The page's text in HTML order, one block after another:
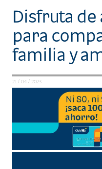
Disfruta de
para
familia y
21 / 04 / 2023